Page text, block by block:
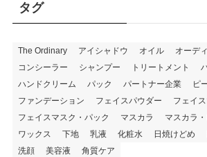
タグ
The Ordinary アイシャドウ オイル オーデ
コンシーラー
シャンプー トリートメント
ハンドクリーム
パック パートナー企業
ピ
ファンデーション
フェイスパウダー
フェイ
フェイスマスク・パック
マスカラ マスカラ
ワックス
下地 乳液 化粧水 日焼けどめ
洗顔
美容液 角質ケア